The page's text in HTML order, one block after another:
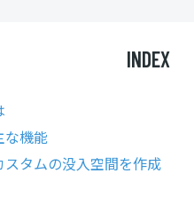
INDEX
な機能
タムの没入空間を作成